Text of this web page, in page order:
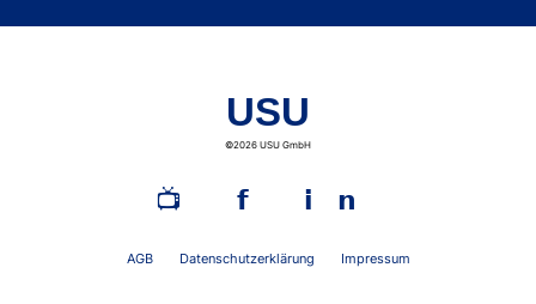
USU
©2026 USU GmbH
📺︎ 𝗳 𝗶𝗻
AGB Datenschutzerklärung Impressum